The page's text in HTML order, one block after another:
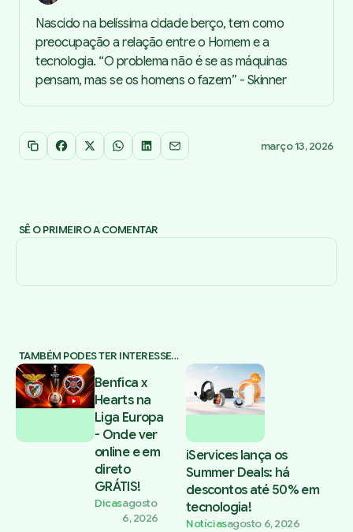
Nascido na belíssima cidade berço, tem como
preocupação a relação entre o Homem e a
tecnologia. “O problema não é se as máquinas
pensam, mas se os homens o fazem” - Skinner
Copiar link
Facebook
X WhatsApp
LinkedInEmail março 13, 2026
SÊ O PRIMEIRO A COMENTAR
TAMBÉM PODES TER INTERESSE…
Benfica x
Hearts na
Liga Europa
- Onde ver
online e em
direto
GRÁTIS!
Dicasagosto
6, 2026
iServices lança os
Summer Deals: há
descontos até 50% em
tecnologia!
Notíciasagosto 6, 2026